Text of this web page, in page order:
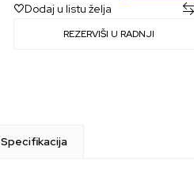
Dodaj u listu želja
REZERVIŠI U RADNJI
Specifikacija